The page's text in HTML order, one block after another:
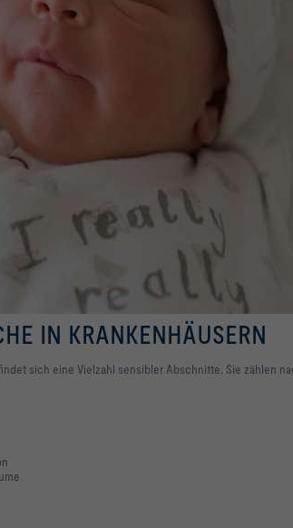
IN KRANKENHÄUSERN
sich eine Vielzahl sensibler Abschnitte. Sie zählen